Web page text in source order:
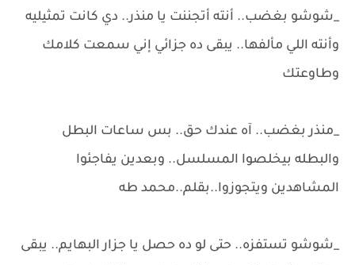
_شوشو بغضب.. أنته أتجننت يا منذر.. دي كانت تمثيليه
وأنته اللي مألفها.. يبقى ده جزائي إني سمعت كلامك
وطاوعتك
_منذر بغضب.. آه عندك حق.. بس ساعات البطل
والبطله بيخلصوا المسلسل.. وبعدين يفاجئوا
المشاهدين ويتجوزوا..بقلم..محمد طه
_شوشو تستفزه.. حتى لو ده حصل يا جزار البهايم.. يبقى